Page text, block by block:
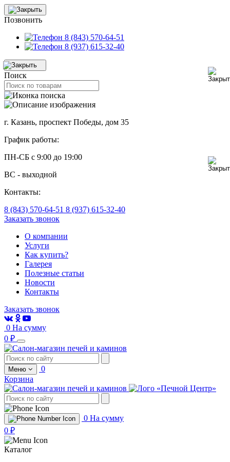
Позвонить
8 (843) 570-64-51
8 (937) 615-32-40
Поиск
г. Казань, проспект Победы, дом 35
График работы:
ПН-СБ с 9:00 до 19:00
ВС - выходной
Контакты:
8 (843) 570-64-51 8 (937) 615-32-40
Заказать звонок
О компании
Услуги
Как купить?
Галерея
Полезные статьи
Новости
Контакты
Заказать звонок
0 На сумму
0 ₽
Меню
0
Корзина
0 На сумму
0 ₽
Каталог